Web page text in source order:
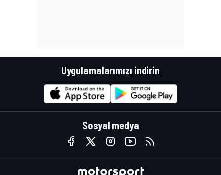
Uygulamalarımızı indirin
Sosyal medya